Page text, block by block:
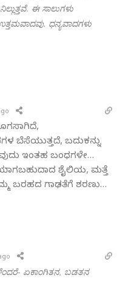
ಈ ಸಾಲುಗಳು
ಧನ್ಯವಾದಗಳು
ಬೆಸೆಯುತ್ತದೆ, ಬದುಕನ್ನು
ಇಂತಹ ಬಂಧಗಳೇ…
ಶೈಲಿಯ, ಮತ್ತೆ
ಬರಹದ ಗಾಢತೆಗೆ ಶರಣು…
ಏಕಾಂಗಿತನ, ಬಡತನ